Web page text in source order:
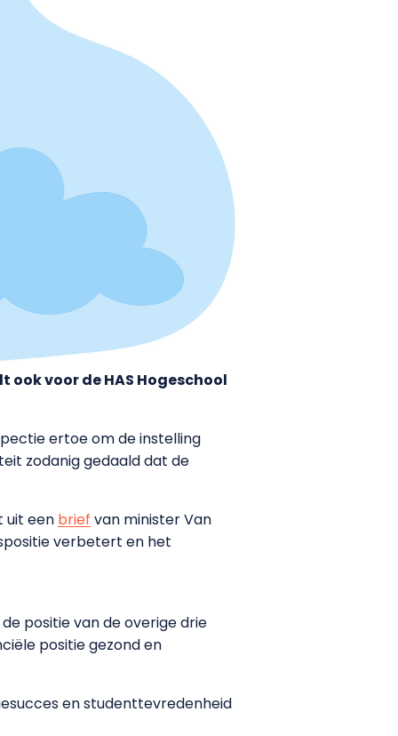
ook voor de HAS Hogeschool
ertoe om de instelling
zodanig gedaald dat de
uit een brief van minister Van
verbetert en het
positie van de overige drie
positie gezond en
en studenttevredenheid